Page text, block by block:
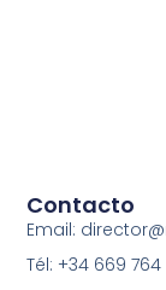
Contacto
Email:
Tél: +34 669 764